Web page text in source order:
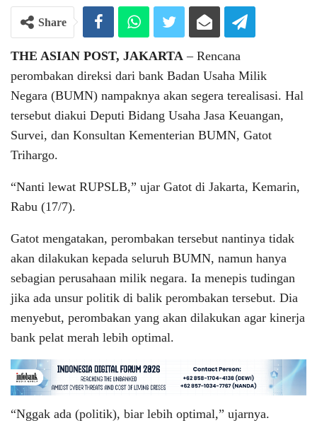
Share
THE ASIAN POST, JAKARTA– Rencana
perombakan direksi dari bank Badan Usaha Milik
Negara (BUMN) nampaknya akan segera terealisasi. Hal
tersebut diakui Deputi Bidang Usaha Jasa Keuangan,
Survei, dan Konsultan Kementerian BUMN, Gatot
Trihargo.
“Nanti lewat RUPSLB,” ujar Gatot di Jakarta, Kemarin,
Rabu (17/7).
Gatot mengatakan, perombakan tersebut nantinya tidak
akan dilakukan kepada seluruh BUMN, namun hanya
sebagian perusahaan milik negara. Ia menepis tudingan
jika ada unsur politik di balik perombakan tersebut. Dia
menyebut, perombakan yang akan dilakukan agar kinerja
bank pelat merah lebih optimal.
“Nggak ada (politik), biar lebih optimal,” ujarnya.